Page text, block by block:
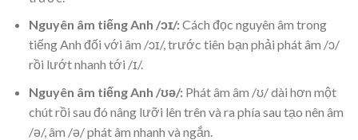
Nguyên âm tiếng Anh /ɔɪ/:Cách đọc nguyên âm trong
tiếng Anh đối với âm /ɔɪ/, trước tiên bạn phải phát âm /ɔ/
rồi lướt nhanh tới /ɪ/.
Nguyên âm tiếng Anh /ʊə/:Phát âm âm /ʊ/ dài hơn một
chút rồi sau đó nâng lưỡi lên trên và ra phía sau tạo nên âm
/ə/, âm /ə/ phát âm nhanh và ngắn.